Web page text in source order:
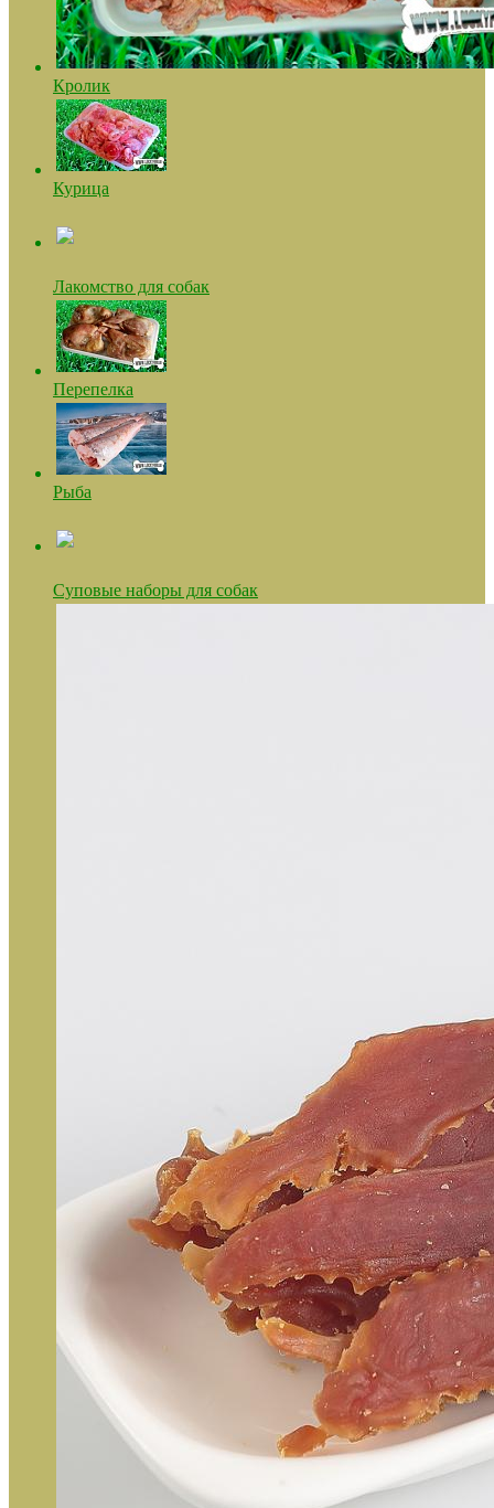
Кролик
Курица
Лакомство для собак
Перепелка
Рыба
Суповые наборы для собак